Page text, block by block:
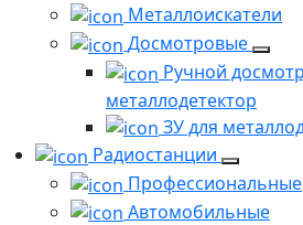
Металлоискатели
Досмотровые
Ручной
металлодетектор
ЗУ для
Радиостанции
Профессиональные
Автомобильные